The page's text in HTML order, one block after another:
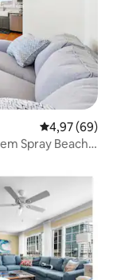
4,97 de uma
4,97 (69)
Spray Beach